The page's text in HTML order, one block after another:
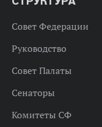
Совет Федерации
Руководство
Совет Палаты
Сенаторы
Комитеты СФ